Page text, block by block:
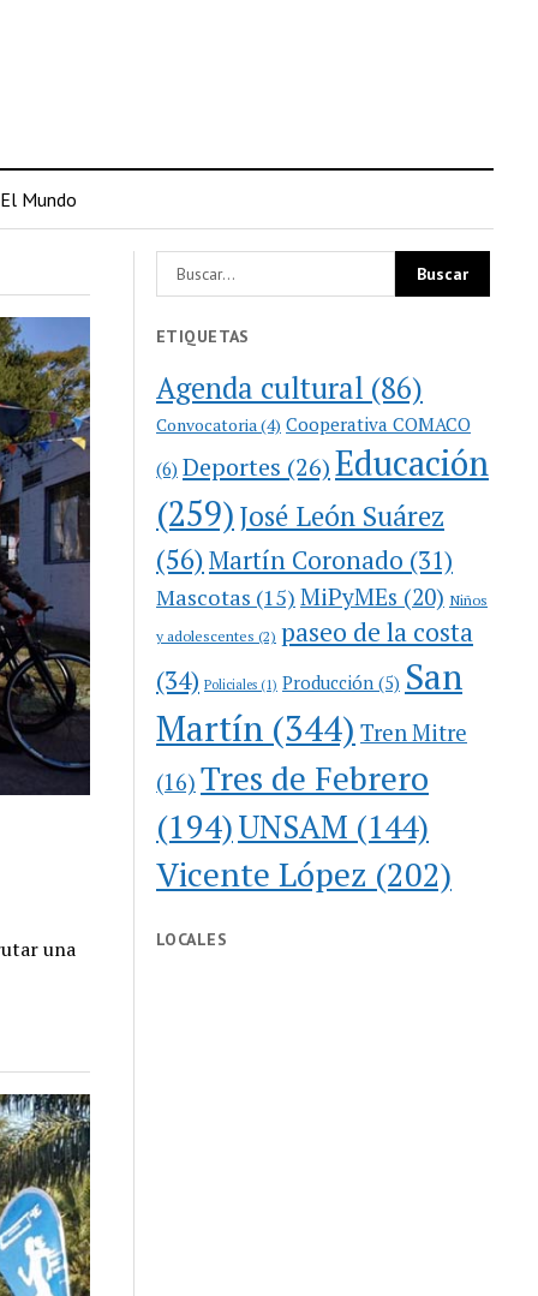
El Mundo
una
ETIQUETAS
Agenda cultural (86)
Convocatoria (4) Cooperativa COMACO
(6) Deportes (26)Educación
(259)José León Suárez
(56)Martín Coronado (31)
Mascotas (15) MiPyMEs (20) Niños
y adolescentes (2) paseo de la costa
(34) Policiales (1) Producción (5) San
Martín (344) Tren Mitre
(16) Tres de Febrero
(194)UNSAM (144)
Vicente López (202)
LOCALES